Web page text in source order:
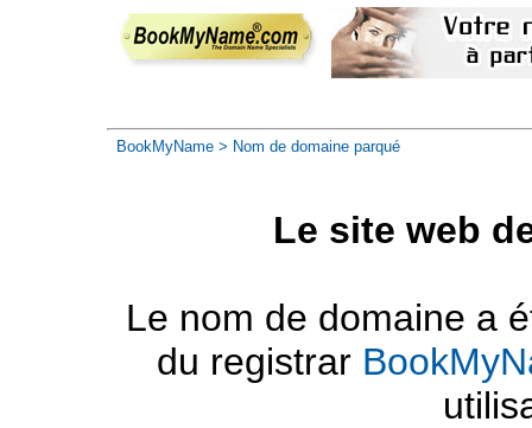
BookMyName > Nom de domaine parqué
Le site web
Le nom de domaine a
du registrar